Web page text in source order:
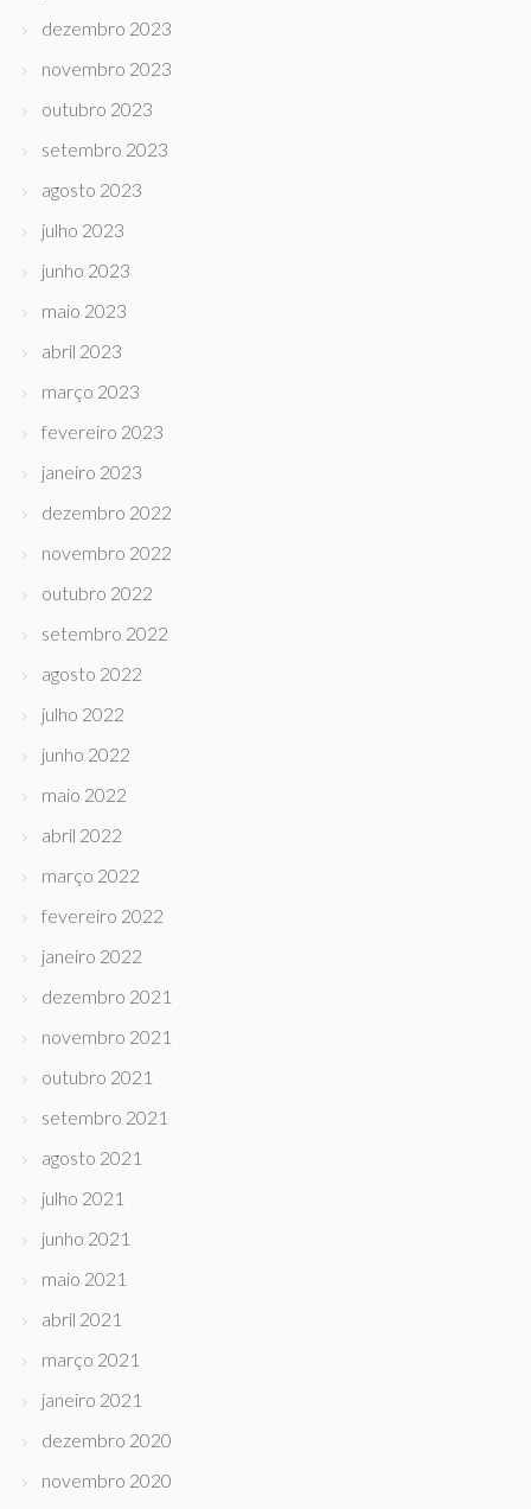
dezembro 2023
novembro 2023
outubro 2023
setembro 2023
agosto 2023
julho 2023
junho 2023
maio 2023
abril 2023
março 2023
fevereiro 2023
janeiro 2023
dezembro 2022
novembro 2022
outubro 2022
setembro 2022
agosto 2022
julho 2022
junho 2022
maio 2022
abril 2022
março 2022
fevereiro 2022
janeiro 2022
dezembro 2021
novembro 2021
outubro 2021
setembro 2021
agosto 2021
julho 2021
junho 2021
maio 2021
abril 2021
março 2021
janeiro 2021
dezembro 2020
novembro 2020